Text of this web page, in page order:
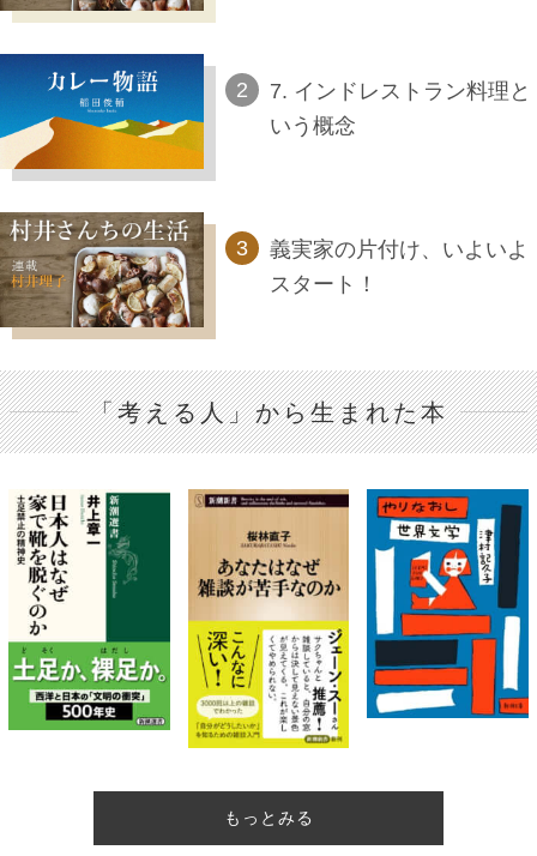
7. インドレストラン料理と
いう概念
義実家の片付け、いよいよ
スタート！
「考える人」から生まれた本
もっとみる